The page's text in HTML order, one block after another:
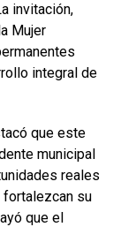
invitación,
Mujer
integral de
que este
municipal
reales
fortalezcan su
que el